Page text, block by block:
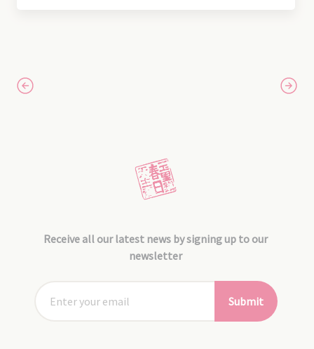
Receive all our latest news by signing up to our
newsletter
Submit